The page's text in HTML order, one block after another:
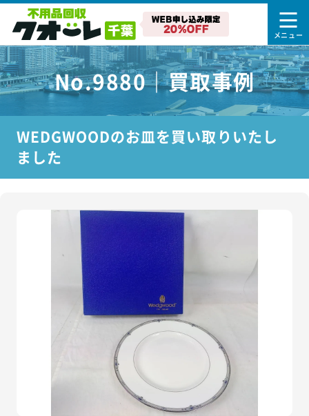
No.9880｜買取事例
WEDGWOODのお皿を買い取りいたし
ました